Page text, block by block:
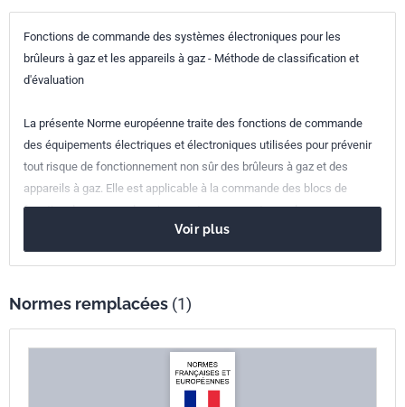
97.120Commandes automatiques à usage domestique
Indice de
classement
D36-511
Numéro de tirage
Parenté
européenne
EN 14459:2007
Fonctions de commande des systèmes électroniques pour les
brûleurs à gaz et les appareils à gaz - Méthode de classification et
d'évaluation
La présente Norme européenne traite des fonctions de commande
des équipements électriques et électroniques utilisées pour prévenir
tout risque de fonctionnement non sûr des brûleurs à gaz et des
appareils à gaz. Elle est applicable à la commande des blocs de
fonction de commande qui ne sont pas couverts par des normes
particulières (voir annexe F). La présente Norme européenne ne
recouvre que les essais de type.
Voir plus
Normes remplacées (1)